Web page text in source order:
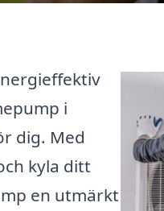
i
dig. Med
kyla ditt
en utmärkt